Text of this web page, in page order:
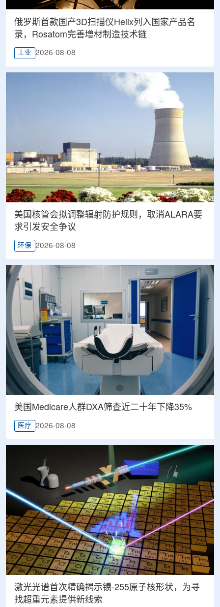
俄罗斯首款国产3D扫描仪Helix列入国家产品名
录，Rosatom完善增材制造技术链
工业 2026-08-08
美国核管会拟调整辐射防护规则，取消ALARA要
求引发安全争议
环保 2026-08-08
美国Medicare人群DXA筛查近二十年下降35%
医疗 2026-08-08
激光光谱首次精确揭示镄-255原子核形状，为寻
找超重元素提供新线索